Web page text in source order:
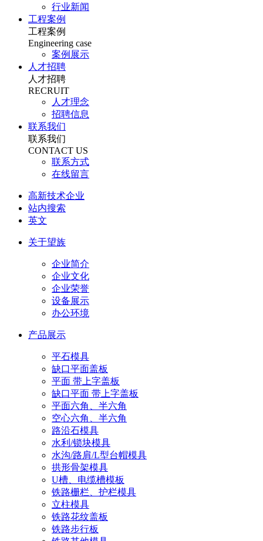
行业新闻
工程案例
工程案例
Engineering case
案例展示
人才招聘
人才招聘
RECRUIT
人才理念
招聘信息
联系我们
联系我们
CONTACT US
联系方式
在线留言
高新技术企业
站内搜索
英文
关于望族
企业简介
企业文化
企业荣誉
设备展示
办公环境
产品展示
平石模具
缺口平面盖板
平面 带上字盖板
缺口平面 带上字盖板
平面六角、半六角
空心六角、半六角
路沿石模具
水利/锁块模具
水沟/路肩/L型台帽模具
拱形骨架模具
U槽、电缆槽模板
铁路栅栏、护栏模具
立柱模具
铁路花纹盖板
铁路步行板